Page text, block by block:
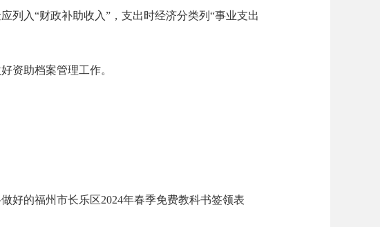
列入“财政补助收入”，支出时经济分类列“事业支出
资助档案管理工作。
好的福州市长乐区2024年春季免费教科书签领表